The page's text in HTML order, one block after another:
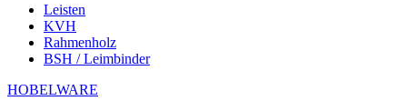
Leisten
KVH
Rahmenholz
BSH / Leimbinder
HOBELWARE